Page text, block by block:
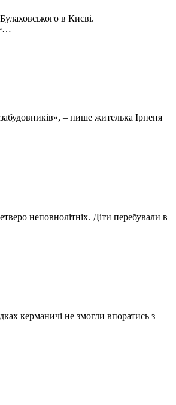
в Києві.
– пише жителька Ірпеня
неповнолітніх. Діти перебували в
керманичі не змогли впоратись з